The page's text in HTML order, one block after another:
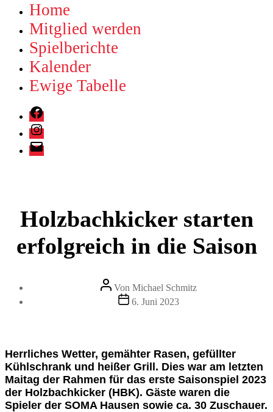
Home
Mitglied werden
Spielberichte
Kalender
Ewige Tabelle
Holzbachkicker
Friedrichsthal
Facebook-
Gruppe
Instagram
E-
Mail
Holzbachkicker starten
erfolgreich in die Saison
Beitragsautor
Von Michael Schmitz
Veröffentlichungsdatum
6. Juni 2023
Herrliches Wetter, gemähter Rasen, gefüllter
Kühlschrank und heißer Grill. Dies war am letzten
Maitag der Rahmen für das erste Saisonspiel 2023
der Holzbachkicker (HBK). Gäste waren die
Spieler der SOMA Hausen sowie ca. 30 Zuschauer.